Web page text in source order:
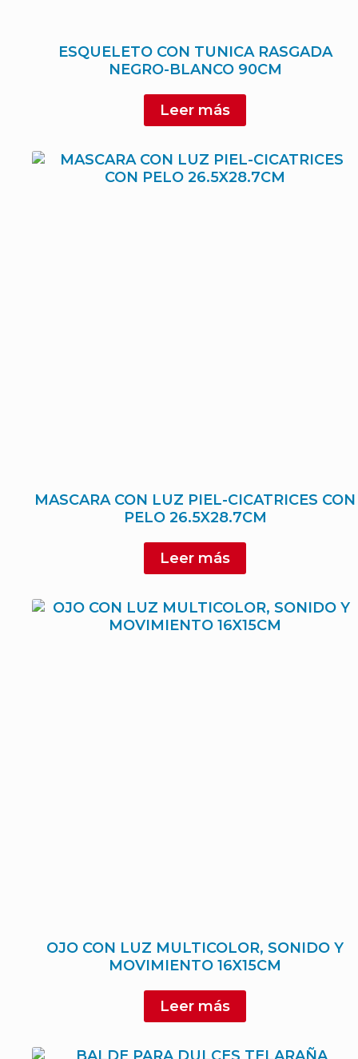
ESQUELETO CON TUNICA RASGADA
NEGRO-BLANCO 90CM
Leer más
MASCARA CON LUZ PIEL-CICATRICES CON
PELO 26.5X28.7CM
Leer más
OJO CON LUZ MULTICOLOR, SONIDO Y
MOVIMIENTO 16X15CM
Leer más